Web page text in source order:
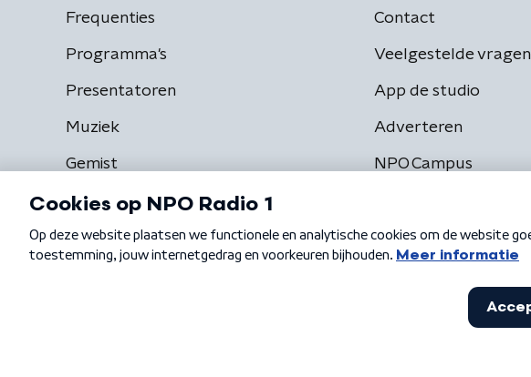
Frequenties
Programma's
Presentatoren
Muziek
Gemist
Contact
Veelgestelde vragen
App de studio
Adverteren
NPO Campus
Algemene voorwaarden Privacybeleid